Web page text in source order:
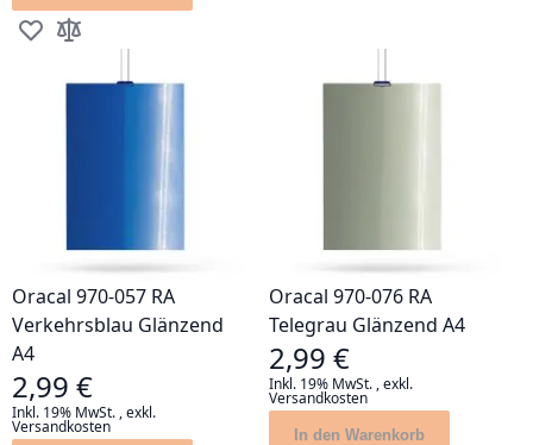
Zur Wunschliste hinzufügen
Zur Vergleichsliste hinzufügen
Oracal 970-057 RA
Verkehrsblau Glänzend
A4
2,99 €
Inkl. 19% MwSt. ,exkl.
Versandkosten
Oracal 970-076 RA
Telegrau Glänzend A4
2,99 €
Inkl. 19% MwSt. ,exkl.
Versandkosten
In den Warenkorb